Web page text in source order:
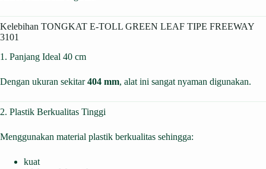
Kelebihan TONGKAT E-TOLL GREEN LEAF TIPE FREEWAY
3101
1. Panjang Ideal 40 cm
Dengan ukuran sekitar404 mm, alat ini sangat nyaman digunakan.
2. Plastik Berkualitas Tinggi
Menggunakan material plastik berkualitas sehingga:
kuat